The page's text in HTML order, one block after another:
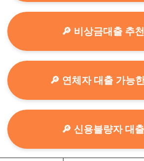
🔎 비상금대출 추
🔎 연체자 대출 가능
🔎 신용불량자 대